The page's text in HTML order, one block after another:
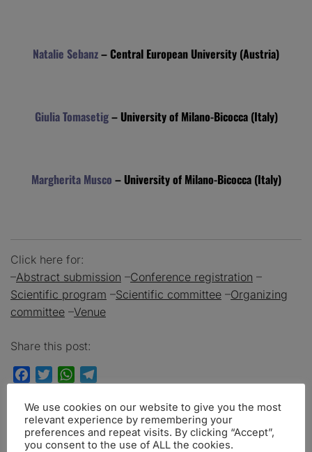
Natalie Sebanz– Central European University (Austria)
Giulia Tomasetig– University of Milano-Bicocca (Italy)
Margherita Musco – University of Milano-Bicocca (Italy)
Click here for:
–Abstract submission –Conference registration –
Scientific program –Scientific committee –Organizing
committee –Venue
Share this post:
FacebookTwitterWhatsApp
We use cookies on our website to give you the most
relevant experience by remembering your
preferences and repeat visits. By clicking “Accept”,
you consent to the use of ALL the cookies.